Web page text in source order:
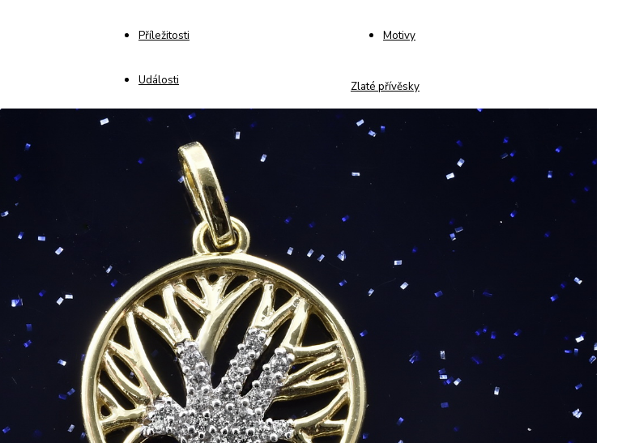
Příležitosti Motivy
Události Zlaté přívěsky